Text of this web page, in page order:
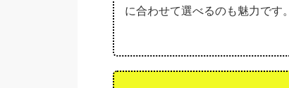
に合わせて選べるのも魅力です。